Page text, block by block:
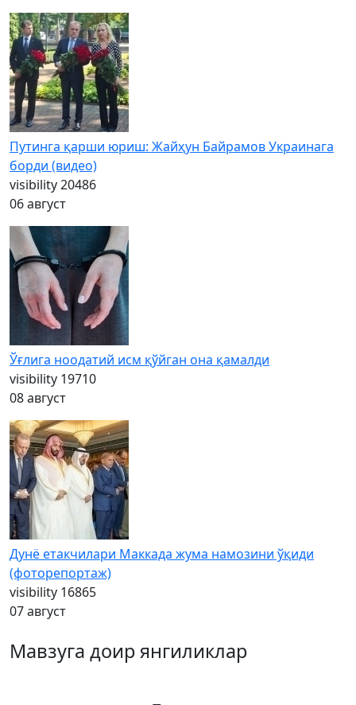
Путинга қарши юриш: Жайҳун Байрамов Украинага
борди (видео)
visibility20486
06 август
Ўғлига ноодатий исм қўйган она қамалди
visibility 19710
08 август
Дунё етакчилари Маккада жума намозини ўқиди
(фоторепортаж)
visibility 16865
07 август
Мавзуга доир янгиликлар